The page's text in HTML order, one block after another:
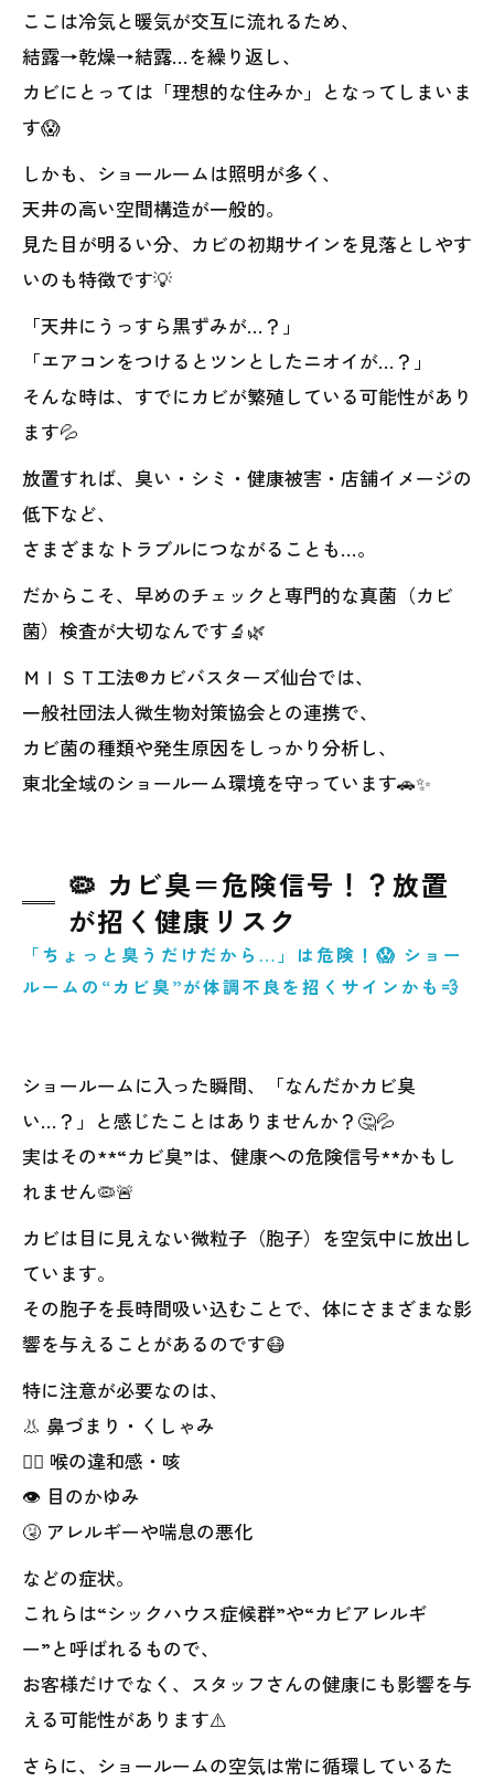
ここは冷気と暖気が交互に流れるため、
結露→乾燥→結露…を繰り返し、
カビにとっては「理想的な住みか」となってしまいま
す😱
しかも、ショールームは照明が多く、
天井の高い空間構造が一般的。
見た目が明るい分、カビの初期サインを見落としやす
いのも特徴です💡
「天井にうっすら黒ずみが…？」
「エアコンをつけるとツンとしたニオイが…？」
そんな時は、すでにカビが繁殖している可能性があり
ます💦
放置すれば、臭い・シミ・健康被害・店舗イメージの
低下など、
さまざまなトラブルにつながることも…。
だからこそ、早めのチェックと専門的な真菌（カビ
菌）検査が大切なんです🔬🌿
ＭＩＳＴ工法®カビバスターズ仙台では、
一般社団法人微生物対策協会との連携で、
カビ菌の種類や発生原因をしっかり分析し、
東北全域のショールーム環境を守っています🚗✨
🦠 カビ臭＝危険信号！？放置
が招く健康リスク
「ちょっと臭うだけだから…」は危険！😱 ショー
ルームの“カビ臭”が体調不良を招くサインかも💨
ショールームに入った瞬間、「なんだかカビ臭
い…？」と感じたことはありませんか？🤔💦
実はその**“カビ臭”は、健康への危険信号**かもし
れません🦠🚨
カビは目に見えない微粒子（胞子）を空気中に放出し
ています。
その胞子を長時間吸い込むことで、体にさまざまな影
響を与えることがあるのです😷
特に注意が必要なのは、
👃 鼻づまり・くしゃみ
😮‍💨 喉の違和感・咳
👁️ 目のかゆみ
🤧 アレルギーや喘息の悪化
などの症状。
これらは“シックハウス症候群”や“カビアレルギ
ー”と呼ばれるもので、
お客様だけでなく、スタッフさんの健康にも影響を与
える可能性があります⚠️
さらに、ショールームの空気は常に循環しているた